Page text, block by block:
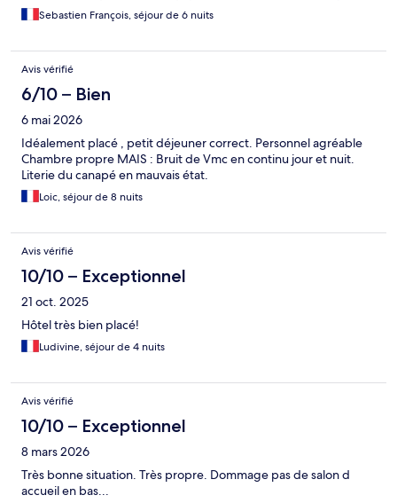
Sebastien François, séjour de 6 nuits
Avis vérifié
6/10 – Bien
6 mai 2026
Idéalement placé , petit déjeuner correct. Personnel agréable
Chambre propre MAIS : Bruit de Vmc en continu jour et nuit.
Literie du canapé en mauvais état.
Loic, séjour de 8 nuits
Avis vérifié
10/10 – Exceptionnel
21 oct. 2025
Hôtel très bien placé!
Ludivine, séjour de 4 nuits
Avis vérifié
10/10 – Exceptionnel
8 mars 2026
Très bonne situation. Très propre. Dommage pas de salon d
accueil en bas...